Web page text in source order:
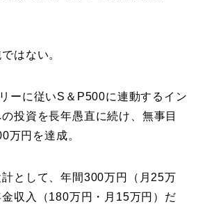
はない。
ーに従いS＆P500に連動するイン
投資を長年愚直に続け、無事目
万円を達成。
として、年間300万円（月25万
収入（180万円・月15万円）だ